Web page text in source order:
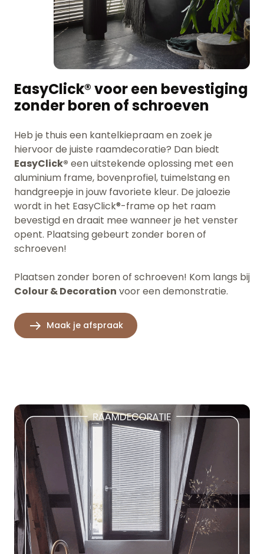
EasyClick® voor een bevestiging
zonder boren of schroeven
Heb je thuis een kantelkiepraam en zoek je
hiervoor de juiste raamdecoratie? Dan biedt
EasyClick® een uitstekende oplossing met een
aluminium frame, bovenprofiel, tuimelstang en
handgreepje in jouw favoriete kleur. De jaloezie
wordt in het EasyClick®-frame op het raam
bevestigd en draait mee wanneer je het venster
opent. Plaatsing gebeurt zonder boren of
schroeven!
Plaatsen zonder boren of schroeven! Kom langs bij
Colour & Decoration voor een demonstratie.
Maak je afspraak